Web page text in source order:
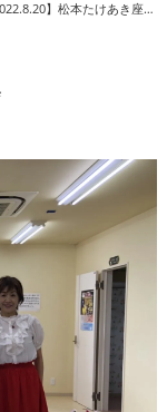
】松本たけあき座談会